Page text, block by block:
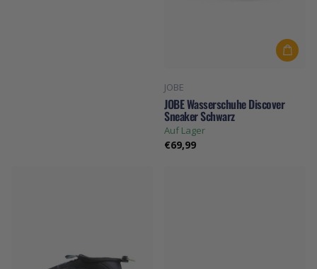
JOBE
JOBE Wasserschuhe Discover
Sneaker Schwarz
Auf Lager
€69,99